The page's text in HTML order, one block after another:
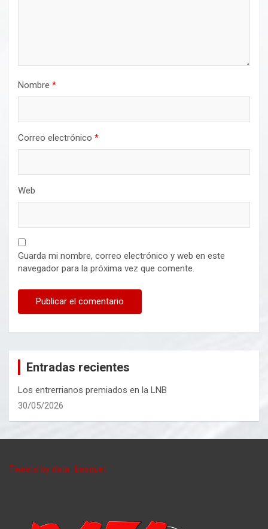
Nombre *
Correo electrónico *
Web
Guarda mi nombre, correo electrónico y web en este
navegador para la próxima vez que comente.
Entradas recientes
Los entrerrianos premiados en la LNB
30/05/2026
Tweets by data_basquet